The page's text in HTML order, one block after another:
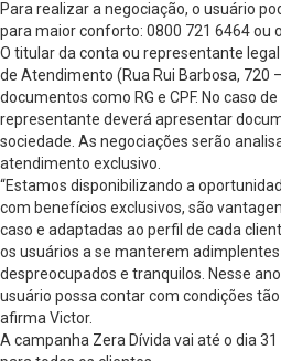
Para realizar a negociação, o usuário
para maior conforto: 0800 721 6464 ou
O titular da conta ou representante
de Atendimento (Rua Rui Barbosa, 720
documentos como RG e CPF. No caso
representante deverá apresentar
sociedade. As negociações serão
atendimento exclusivo.
“Estamos disponibilizando a
com benefícios exclusivos, são
caso e adaptadas ao perfil de cada
os usuários a se manterem
despreocupados e tranquilos. Nesse
usuário possa contar com condições
afirma Victor.
A campanha Zera Dívida vai até o dia